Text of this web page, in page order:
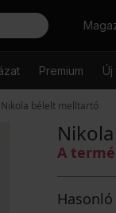
Keresés
Premium
Nikola bélelt melltartó
A